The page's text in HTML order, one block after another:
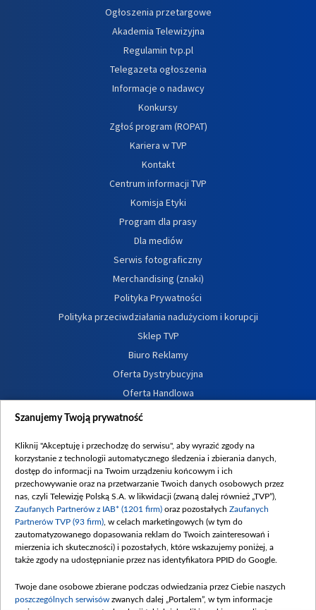
Ogłoszenia przetargowe
Akademia Telewizyjna
Regulamin tvp.pl
Telegazeta ogłoszenia
Informacje o nadawcy
Konkursy
Zgłoś program (ROPAT)
Kariera w TVP
Kontakt
Centrum informacji TVP
Komisja Etyki
Program dla prasy
Dla mediów
Serwis fotograficzny
Merchandising (znaki)
Polityka Prywatności
Polityka przeciwdziałania nadużyciom i korupcji
Sklep TVP
Biuro Reklamy
Oferta Dystrybucyjna
Oferta Handlowa
Dostępność
Procedura zgłoszeń wewnętrznych
Szanujemy Twoją prywatność
Kliknij "Akceptuję i przechodzę do serwisu", aby wyrazić zgody na
korzystanie z technologii automatycznego śledzenia i zbierania danych,
dostęp do informacji na Twoim urządzeniu końcowym i ich
przechowywanie oraz na przetwarzanie Twoich danych osobowych przez
nas, czyli Telewizję Polską S.A. w likwidacji (zwaną dalej również „TVP”),
Zaufanych Partnerów z IAB* (1201 firm) oraz pozostałych Zaufanych
Partnerów TVP (93 firm) , w celach marketingowych (w tym do
zautomatyzowanego dopasowania reklam do Twoich zainteresowań i
mierzenia ich skuteczności) i pozostałych, które wskazujemy poniżej, a
także zgody na udostępnianie przez nas identyfikatora PPID do Google.
Twoje dane osobowe zbierane podczas odwiedzania przez Ciebie naszych
poszczególnych serwisów zwanych dalej „Portalem”, w tym informacje